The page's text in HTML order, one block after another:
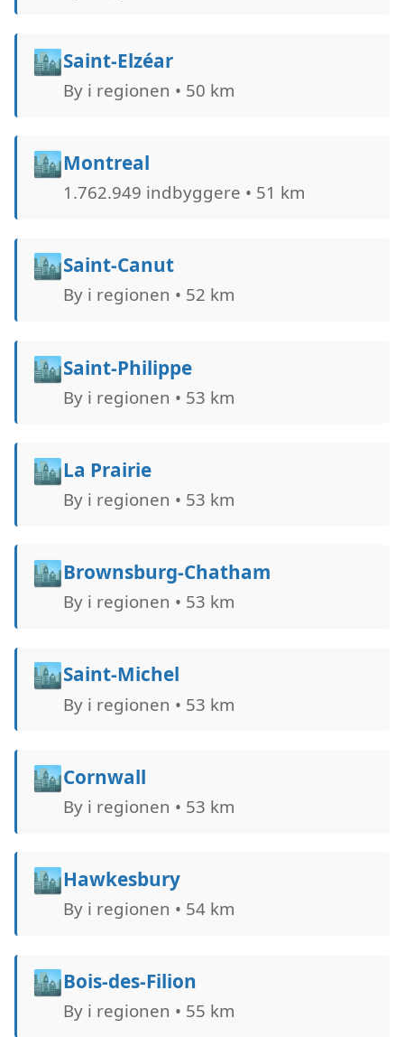
🏙️Saint-Elzéar
By i regionen • 50 km
🏙️Montreal
1.762.949 indbyggere • 51 km
🏙️Saint-Canut
By i regionen • 52 km
🏙️Saint-Philippe
By i regionen • 53 km
🏙️La Prairie
By i regionen • 53 km
🏙️Brownsburg-Chatham
By i regionen • 53 km
🏙️Saint-Michel
By i regionen • 53 km
🏙️Cornwall
By i regionen • 53 km
🏙️Hawkesbury
By i regionen • 54 km
🏙️Bois-des-Filion
By i regionen • 55 km